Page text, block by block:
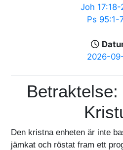
Joh 17:18-
Ps 95:1-
2026-
Betraktelse:
Den kristna enheten är inte
jämkat och röstat fram ett